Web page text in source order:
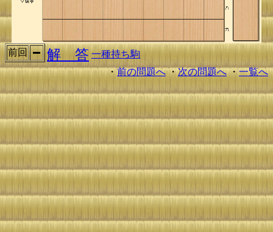
前回 解 答 一種持ち駒
・前の問題へ・次の問題へ・一覧へ